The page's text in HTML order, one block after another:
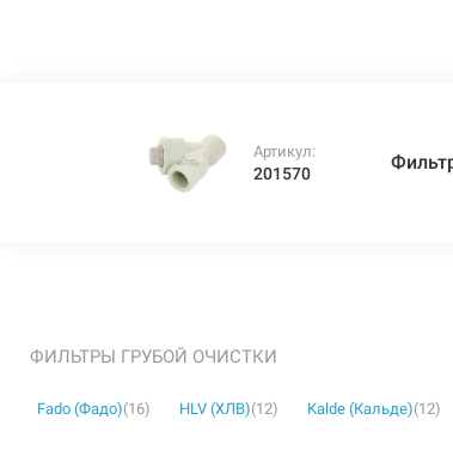
Артикул:
201570
ФИЛЬТРЫ ГРУБОЙ ОЧИСТКИ
Fado (Фадо)(16) HLV (ХЛВ)(12) Kalde (Кальде)(12)